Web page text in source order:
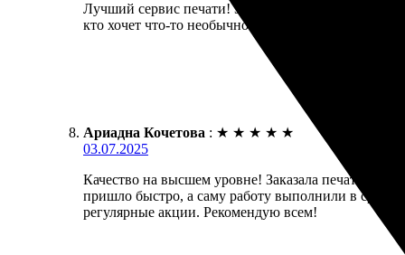
Лучший сервис печати! Заказал футболки для
кто хочет что-то необычное. Благодарю за работу!
Ариадна Кочетова : ★ ★ ★ ★ ★
03.07.2025
Качество на высшем уровне! Заказала печать на
пришло быстро, а саму работу выполнили в срок.
регулярные акции. Рекомендую всем!